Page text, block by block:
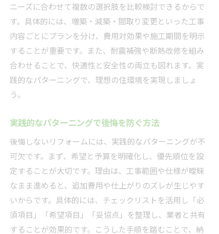
ニーズに合わせて複数の選択肢を比較検討できるからで
す。具体的には、増築・減築・間取り変更といった工事
内容ごとにプランを分け、費用対効果や施工期間を明示
することが重要です。また、耐震補強や断熱改修を組み
合わせることで、快適性と安全性の両立も図れます。実
践的なパターニングで、理想の住環境を実現しましょ
う。
実践的なパターニングで後悔を防ぐ方法
後悔しないリフォームには、実践的なパターニングが不
可欠です。まず、希望と予算を明確化し、優先順位を設
定することが大切です。理由は、工事範囲や仕様が曖昧
なまま進めると、追加費用や仕上がりのズレが生じやす
いからです。具体的には、チェックリストを活用し「必
須項目」「希望項目」「妥協点」を整理し、業者と共有
することが効果的です。こうした手順を踏むことで、納